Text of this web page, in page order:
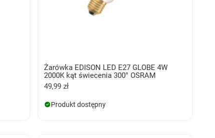
Żarówka EDISON LED E27 GLOBE 4W
2000K kąt świecenia 300° OSRAM
49,99 zł
Produkt dostępny